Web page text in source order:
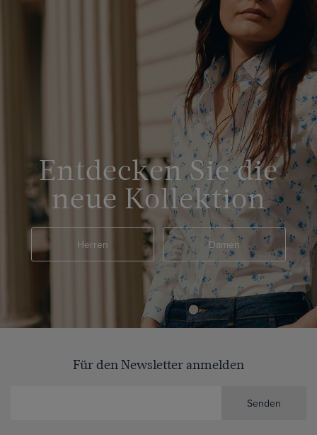
Entdecken Sie die
neue Kollektion
Herren Damen
Für den Newsletter anmelden
Senden